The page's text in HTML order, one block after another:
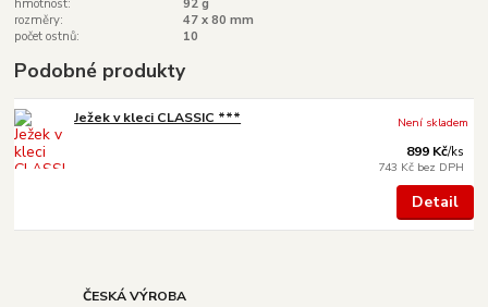
hmotnost:
92 g
rozměry:
47 x 80 mm
počet ostnů:
10
Podobné produkty
Ježek v kleci CLASSIC ***
899 Kč/ks
743 Kč bez DPH
Není skladem
Detail
ČESKÁ VÝROBA